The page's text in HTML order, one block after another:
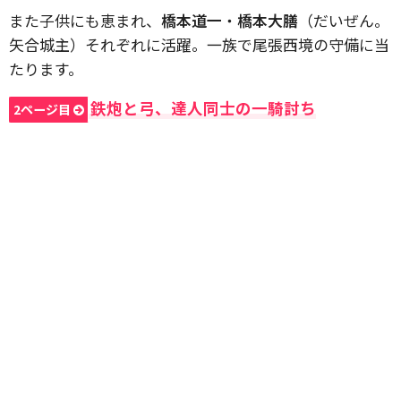
また子供にも恵まれ、 橋本道一 ・ 橋本大膳 （だいぜん。
矢合城主）それぞれに活躍。一族で尾張西境の守備に当
たります。
2ページ目 鉄炮と弓、達人同士の一騎討ち